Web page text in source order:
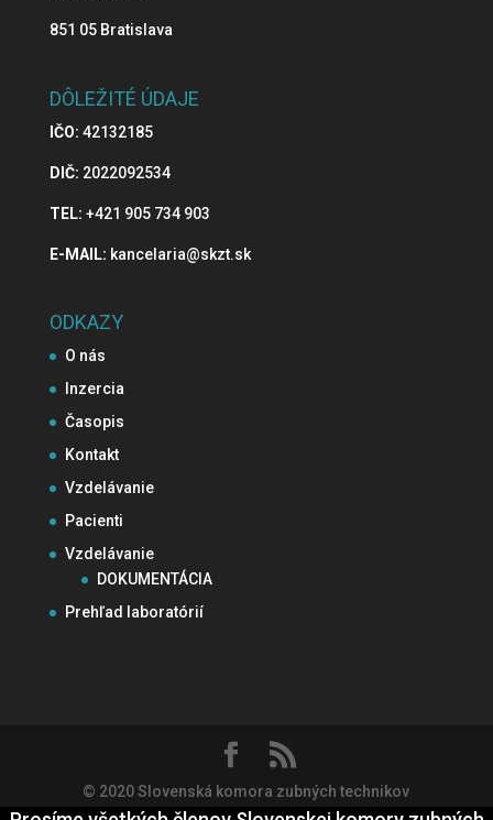
851 05 Bratislava
DÔLEŽITÉ ÚDAJE
IČO: 42132185
DIČ: 2022092534
TEL: +421 905 734 903
E-MAIL: kancelaria@skzt.sk
ODKAZY
O nás
Inzercia
Časopis
Kontakt
Vzdelávanie
Pacienti
Vzdelávanie
DOKUMENTÁCIA
Prehľad laboratórií
© 2020 Slovenská komora zubných technikov